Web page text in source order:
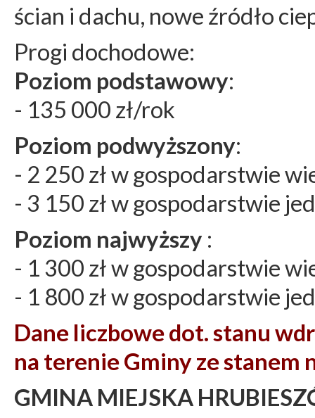
ścian i dachu, nowe źródło
Progi dochodowe:
Poziom podstawowy:
- 135 000 zł/rok
Poziom podwyższony:
- 2 250 zł w gospodarstwie
- 3 150 zł w gospodarstwie
Poziom najwyższy :
- 1 300 zł w gospodarstwie
- 1 800 zł w gospodarstwie
Dane liczbowe dot. stanu
na terenie Gminy ze stanem
GMINA MIEJSKA